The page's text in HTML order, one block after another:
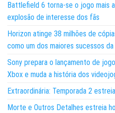
Battlefield 6 torna-se o jogo mais
explosão de interesse dos fãs
Horizon atinge 38 milhões de
como um dos maiores sucessos
Sony prepara o lançamento de
Xbox e muda a história dos
Extraordinária: Temporada 2
Morte e Outros Detalhes estreia